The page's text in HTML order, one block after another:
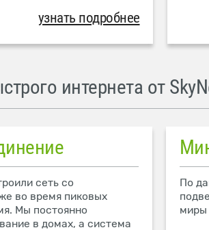
узнать подробнее
интернета от
сеть со
во время пиковых
Мы постоянно
в домах, а система
По
миры